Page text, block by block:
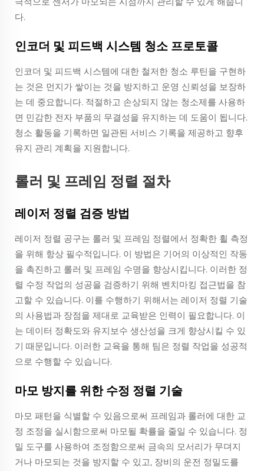
다.
인코더 및 피드백 시스템 청소 프로토콜
인코더 및 피드백 시스템에 대한 철저한 청소 루틴을 구현하
는 것은 먼지가 쌓이는 것을 방지하고 운영 신뢰성을 보장하
는 데 중요합니다. 적절하고 손상되지 않는 청소제를 사용하
면 민감한 전자 부품의 무결성을 유지하는 데 도움이 됩니다.
청소 활동을 기록하면 일관된 서비스 기록을 제공하고 향후
유지 관리 계획을 지원합니다.
롤러 및 프레임 정렬 절차
레이저 정렬 검증 방법
레이저 정렬 공구는 롤러 및 프레임 정렬에서 정확한 휠 측정
을 위해 항상 필수적입니다. 이 방법은 기어의 이상적인 작동
을 촉진하고 롤러 및 프레임 수명을 향상시킵니다. 이러한 정
렬 수정 작업의 성공을 검증하기 위해 벤치마킹 접근법을 참
고할 수 있습니다. 이를 수행하기 위해서는 레이저 정렬 기술
의 사용법과 장점을 제대로 교육받은 인력이 필요합니다. 이
는 데이터 정확도와 유지보수 생산성을 크게 향상시킬 수 있
기 때문입니다. 이러한 교육을 통해 팀은 정렬 작업을 성공적
으로 수행할 수 있습니다.
마모 방지를 위한 수정 정렬 기술
마모 패턴을 식별할 수 있음으로써 프레임과 롤러에 대한 교
정 조정을 실시함으로써 마모될 확률을 줄일 수 있습니다. 정
밀 도구를 사용하여 조정함으로써 금속의 모서리가 무뎌지
거나 마모되는 것을 방지할 수 있고, 장비의 운전 정밀도를